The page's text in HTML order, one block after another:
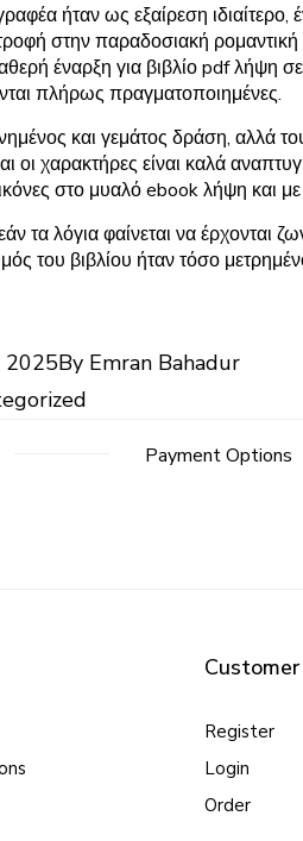
ήταν ως εξαίρεση
στην παραδοσιακή
έναρξη για βιβλίο pdf λήψη
πλήρως πραγματοποιημένες.
και γεμάτος δράση, αλλά
οι χαρακτήρες είναι καλά
στο μυαλό ebook λήψη και
λόγια φαίνεται να έρχονται
του βιβλίου ήταν τόσο
2025By Emran Bahadur
Payment Options
Register
Login
Order